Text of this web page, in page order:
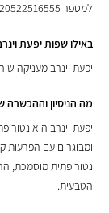
למספר 9720522516555.
באילו שפות יפעת
יפעת וינרב מעניקה
מה הניסיון וההכשרה
הטבעית.